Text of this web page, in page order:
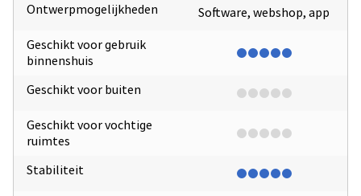
Ontwerpmogelijkheden
Geschikt voor gebruik
binnenshuis
Geschikt voor buiten
Geschikt voor vochtige
ruimtes
Stabiliteit
Software, webshop, app